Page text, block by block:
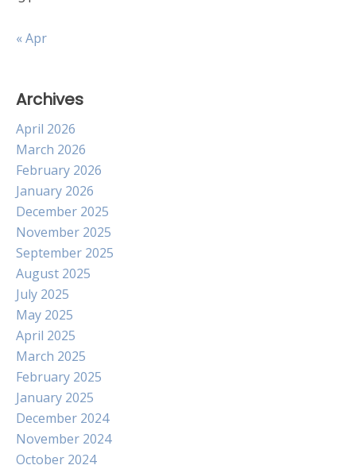
« Apr
Archives
April 2026
March 2026
February 2026
January 2026
December 2025
November 2025
September 2025
August 2025
July 2025
May 2025
April 2025
March 2025
February 2025
January 2025
December 2024
November 2024
October 2024